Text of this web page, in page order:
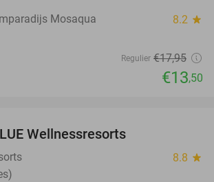
Mosaqua 8.2 star
Regulier €17,95
€13,50
Wellnessresorts
8.8 star